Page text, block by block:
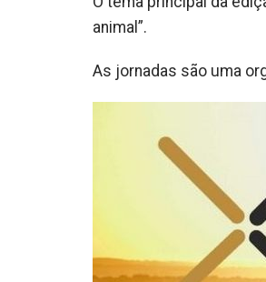
animal”.
As jornadas são uma